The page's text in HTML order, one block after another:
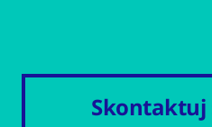
Skontaktuj